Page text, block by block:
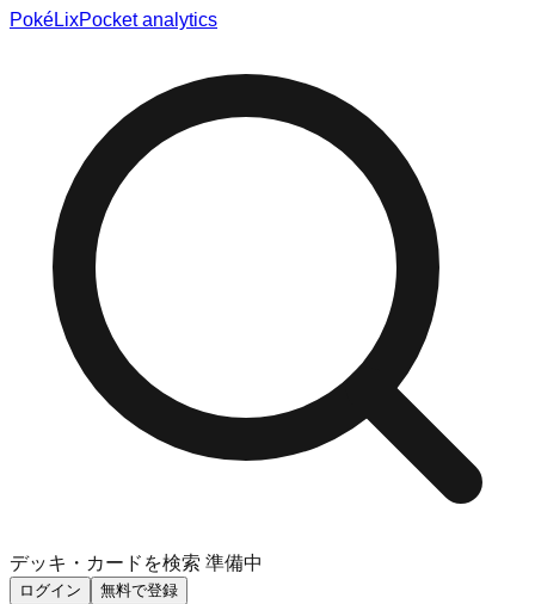
PokéLixPocket analytics
デッキ・カードを検索 準備中
ログイン 無料で登録